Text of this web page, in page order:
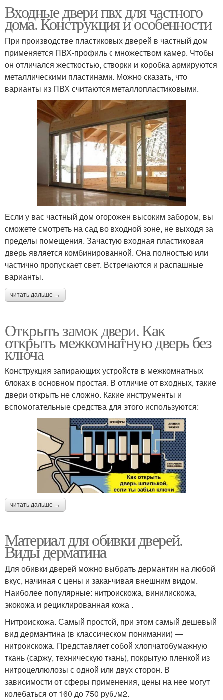
Входные двери пвх для частного
дома. Конструкция и особенности
При производстве пластиковых дверей в частный дом
применяется ПВХ-профиль с множеством камер. Чтобы
он отличался жесткостью, створки и коробка армируются
металлическими пластинами. Можно сказать, что
варианты из ПВХ считаются металлопластиковыми.
Если у вас частный дом огорожен высоким забором, вы
сможете смотреть на сад во входной зоне, не выходя за
пределы помещения. Зачастую входная пластиковая
дверь является комбинированной. Она полностью или
частично пропускает свет. Встречаются и распашные
варианты.
читать дальше →
Открыть замок двери. Как
открыть межкомнатную дверь без
ключа
Конструкция запирающих устройств в межкомнатных
блоках в основном простая. В отличие от входных, такие
двери открыть не сложно. Какие инструменты и
вспомогательные средства для этого используются:
читать дальше →
Материал для обивки дверей.
Виды дерматина
Для обивки дверей можно выбрать дермантин на любой
вкус, начиная с цены и заканчивая внешним видом.
Наиболее популярные: нитроискожа, винилискожа,
экокожа и рециклированная кожа .
Нитроискожа. Самый простой, при этом самый дешевый
вид дермантина (в классическом понимании) —
нитроискожа. Представляет собой хлопчатобумажную
ткань (саржу, техническую ткань), покрытую пленкой из
нитроцеллюлозы с одной или двух сторон. В
зависимости от сферы применения, цены на нее могут
колебаться от 160 до 750 руб./м2.